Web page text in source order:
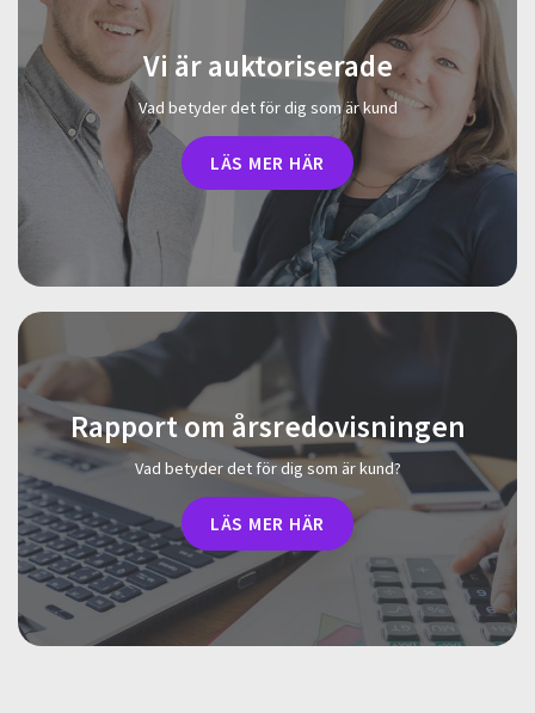
Vi är auktoriserade
Vad betyder det för dig som är kund
LÄS MER HÄR
Rapport om årsredovisningen
Vad betyder det för dig som är kund?
LÄS MER HÄR